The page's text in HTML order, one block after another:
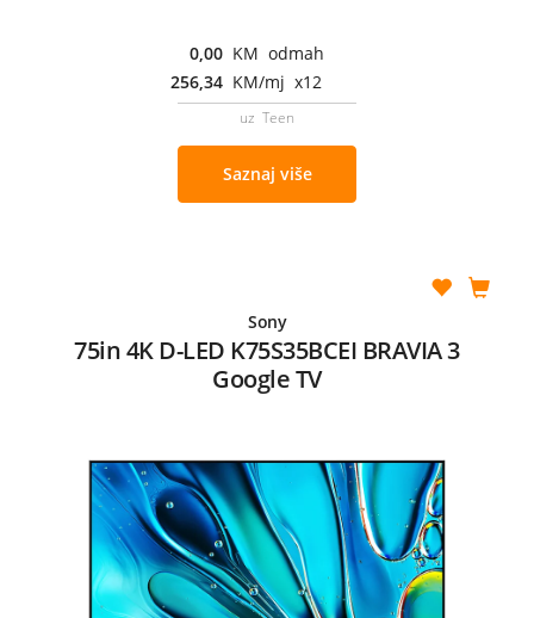
0,00 KM odmah
256,34 KM/mj x12
uz Teen
Saznaj više
Sony
75in 4K D-LED K75S35BCEI BRAVIA 3
Google TV